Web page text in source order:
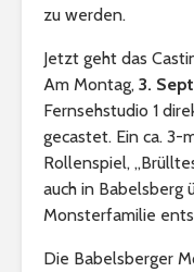
zu werden.
Jetzt geht das
Am Montag, 3.
Fernsehstudio 1
gecastet. Ein ca.
Rollenspiel,
auch in Babelsberg
Monsterfamilie
Die Babelsberger